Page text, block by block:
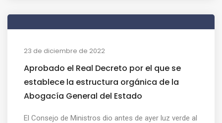
23 de diciembre de 2022
Aprobado el Real Decreto por el que se
establece la estructura orgánica de la
Abogacía General del Estado
El Consejo de Ministros dio antes de ayer luz verde al